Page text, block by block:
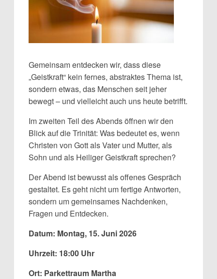
Gemeinsam entdecken wir, dass diese
„Geistkraft“ kein fernes, abstraktes Thema ist,
sondern etwas, das Menschen seit jeher
bewegt – und vielleicht auch uns heute betrifft.
Im zweiten Teil des Abends öffnen wir den
Blick auf die Trinität: Was bedeutet es, wenn
Christen von Gott als Vater und Mutter, als
Sohn und als Heiliger Geistkraft sprechen?
Der Abend ist bewusst als offenes Gespräch
gestaltet. Es geht nicht um fertige Antworten,
sondern um gemeinsames Nachdenken,
Fragen und Entdecken.
Datum: Montag, 15. Juni 2026
Uhrzeit: 18:00 Uhr
Ort: Parkettraum Martha